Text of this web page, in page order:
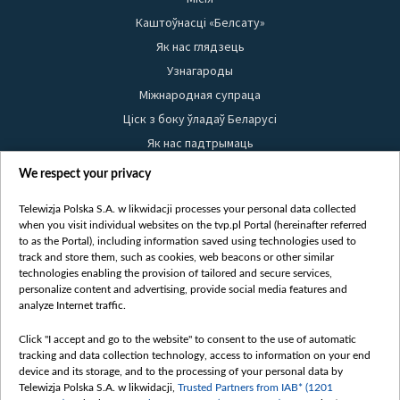
Каштоўнасці «Белсату»
Як нас глядзець
Узнагароды
Міжнародная супраца
Ціск з боку ўладаў Беларусі
Як нас падтрымаць
Правілы выкарыстання матэрыялаў
Бяспека
Youtube
Белсат news
Белсат Shorts
Жэстачайшы мульт
Belsat English
Biełsat PL
We respect your privacy
Telewizja Polska S.A. w likwidacji processes your personal data collected
when you visit individual websites on the tvp.pl Portal (hereinafter referred
to as the Portal), including information saved using technologies used to
track and store them, such as cookies, web beacons or other similar
technologies enabling the provision of tailored and secure services,
personalize content and advertising, provide social media features and
analyze Internet traffic.
Click "I accept and go to the website" to consent to the use of automatic
tracking and data collection technology, access to information on your end
device and its storage, and to the processing of your personal data by
Telewizja Polska S.A. w likwidacji, Trusted Partners from IAB* (1201